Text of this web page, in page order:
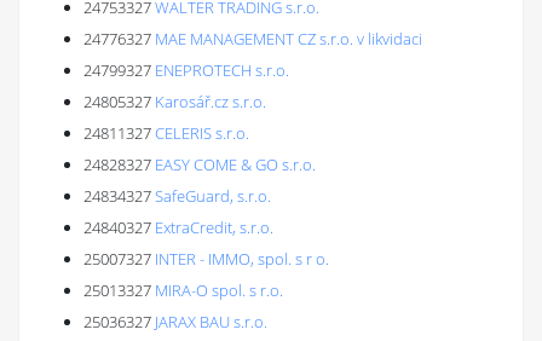
24753327WALTER TRADING s.r.o.
24776327 MAE MANAGEMENT CZ s.r.o. v likvidaci
24799327 ENEPROTECH s.r.o.
24805327 Karosář.cz s.r.o.
24811327CELERIS s.r.o.
24828327 EASY COME & GO s.r.o.
24834327SafeGuard, s.r.o.
24840327 ExtraCredit, s.r.o.
25007327 INTER - IMMO, spol. s r o.
25013327 MIRA-O spol. s r.o.
25036327 JARAX BAU s.r.o.